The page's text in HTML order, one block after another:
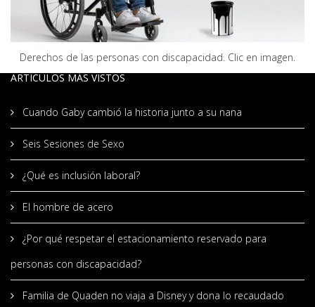
Derechos de las personas con discapacidad. Clic en imagen.
ARTÍCULOS MÁS VISTOS
Cuando Gaby cambió la historia junto a su nana
Seis Sesiones de Sexo
¿Qué es inclusión laboral?
El hombre de acero
¿Por qué respetar el estacionamiento reservado para
personas con discapacidad?
Familia de Quaden no viaja a Disney y dona lo recaudado